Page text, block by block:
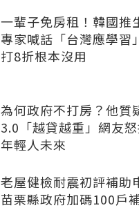
一輩子免房租！韓國推
專家喊話「台灣應學習
打8折根本沒用
為何政府不打房？他質
3.0「越貸越重」網友
年輕人未來
老屋健檢耐震初評補助
苗栗縣政府加碼100戶